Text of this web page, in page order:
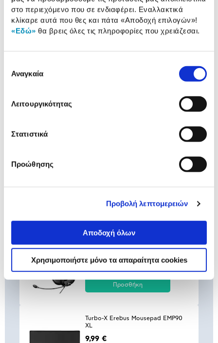
στο περιεχόμενο που σε ενδιαφέρει. Εναλλακτικά
κλίκαρε αυτά που θες και πάτα «Αποδοχή επιλογών»!
«Εδώ» θα βρεις όλες τις πληροφορίες που χρειάζεσαι.
συγκατάθεσης
Αναγκαία
Λειτουργικότητας
Στατιστικά
Προώθησης
Προβολή λεπτομερειών
Αποδοχή όλων
Χρησιμοποιήστε μόνο τα απαραίτητα cookies
Turbo-X Sphere 1450 Desktop
(Intel Core i5 14500/16
GB/500GB/UHD Graphics 770)
949,00 €
Συνδύασέ
Turbo-X Office Ακουστικά HS-200
Προσθήκη
Turbo-X Erebus Mousepad EMP90
XL
9,99 €